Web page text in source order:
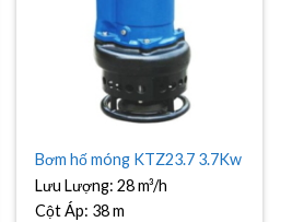
Bơm hố móng KTZ23.7 3.7Kw
Lưu Lượng:28 m³/h
Cột Áp: 38 m